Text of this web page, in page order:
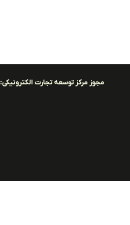
مجوز مرکز توسعه تجارت الکترونیکی: